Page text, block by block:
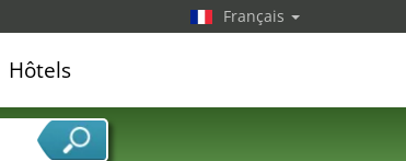
Français
Hôtels